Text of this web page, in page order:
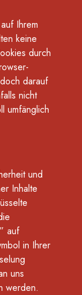
Ihrem
keine
durch
darauf
nicht
umfänglich
und
Inhalte
auf
in Ihrer
uns
werden.